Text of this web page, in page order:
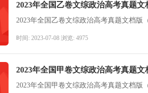
2023年全国乙卷文综政治高考真题
2023年全国乙卷文综政治高考真题文档版
时间: 2023-07-08 浏览: 4975
2023年全国甲卷文综政治高考真题
2023年全国甲卷文综政治高考真题文档版